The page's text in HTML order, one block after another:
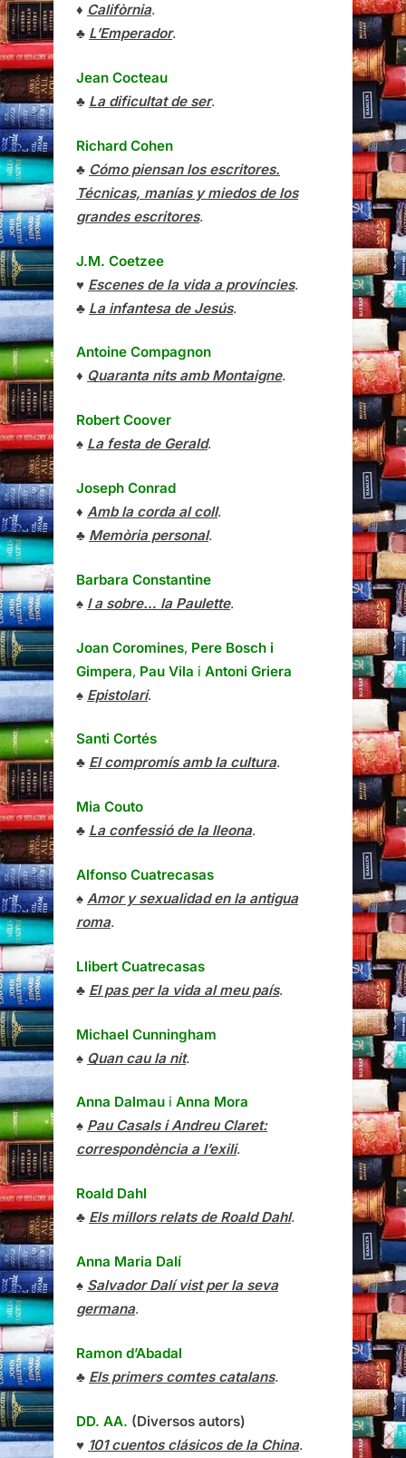
♦ Califòrnia.
♣ L’Emperador.
Jean Cocteau
♣ La dificultat de ser.
Richard Cohen
♣ Cómo piensan los escritores.
Técnicas, manías y miedos de los
grandes escritores.
J.M. Coetzee
♥ Escenes de la vida a províncies.
♣ La infantesa de Jesús.
Antoine Compagnon
♦ Quaranta nits amb Montaigne.
Robert Coover
♠ La festa de Gerald.
Joseph Conrad
♦ Amb la corda al coll.
♣ Memòria personal.
Barbara Constantine
♠ I a sobre… la Paulette.
Joan Coromines, Pere Bosch i
Gimpera, Pau Vila i Antoni Griera
♠ Epistolari.
Santi Cortés
♣ El compromís amb la cultura.
Mia Couto
♣ La confessió de la lleona.
Alfonso Cuatrecasas
♠ Amor y sexualidad en la antigua
roma.
Llibert Cuatrecasas
♣ El pas per la vida al meu país.
Michael Cunningham
♠ Quan cau la nit.
Anna Dalmau i Anna Mora
♠ Pau Casals i Andreu Claret:
correspondència a l’exili.
Roald Dahl
♣ Els millors relats de Roald Dahl.
Anna Maria Dalí
♠ Salvador Dalí vist per la seva
germana.
Ramon d’Abadal
♣ Els primers comtes catalans.
DD. AA. (Diversos autors)
♥ 101 cuentos clásicos de la China.